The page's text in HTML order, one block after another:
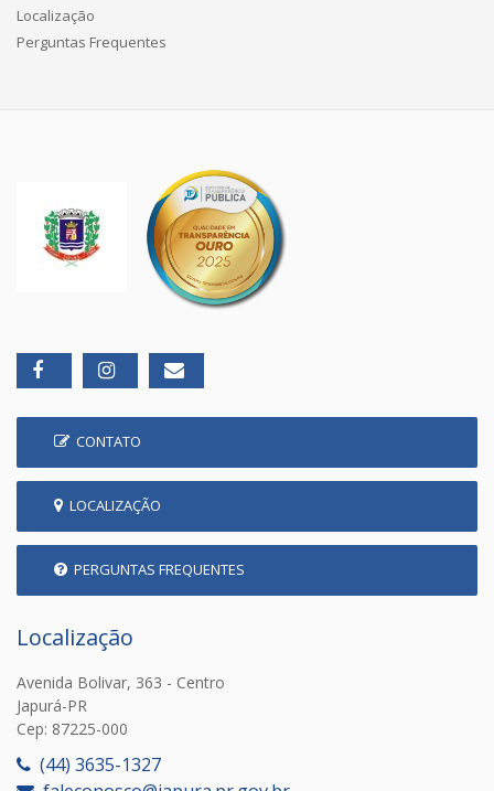
Localização
Perguntas Frequentes
CONTATO
LOCALIZAÇÃO
PERGUNTAS FREQUENTES
Localização
Avenida Bolivar, 363 - Centro
Japurá-PR
Cep: 87225-000
(44) 3635-1327